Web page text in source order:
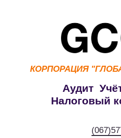
КОРПОРАЦИЯ
Аудит
Налоговый